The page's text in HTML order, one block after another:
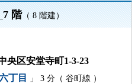
7 階（ 8 階建）
央区安堂寺町1-3-23
丁目
」 3 分（ 谷町線 ）